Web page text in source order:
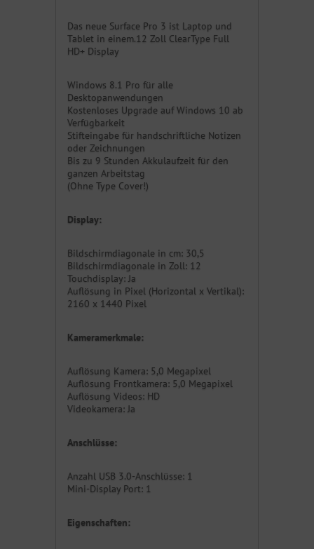
Das neue Surface Pro 3 ist Laptop und
Tablet in einem.12 Zoll ClearType Full
HD+ Display
Windows 8.1 Pro für alle
Desktopanwendungen
Kostenloses Upgrade auf Windows 10 ab
Verfügbarkeit
Stifteingabe für handschriftliche Notizen
oder Zeichnungen
Bis zu 9 Stunden Akkulaufzeit für den
ganzen Arbeitstag
(Ohne Type Cover!)
Display:
Bildschirmdiagonale in cm: 30,5
Bildschirmdiagonale in Zoll: 12
Touchdisplay: Ja
Auflösung in Pixel (Horizontal x Vertikal):
2160 x 1440 Pixel
Kameramerkmale:
Auflösung Kamera: 5,0 Megapixel
Auflösung Frontkamera: 5,0 Megapixel
Auflösung Videos: HD
Videokamera: Ja
Anschlüsse:
Anzahl USB 3.0-Anschlüsse: 1
Mini-Display Port: 1
Eigenschaften: